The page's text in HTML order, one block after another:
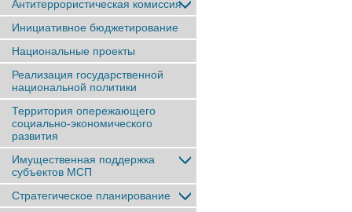
Антитеррористическая комиссия
Инициативное бюджетирование
Национальные проекты
Реализация государственной
национальной политики
Территория опережающего
социально-экономического
развития
Имущественная поддержка
субъектов МСП
Стратегическое планирование